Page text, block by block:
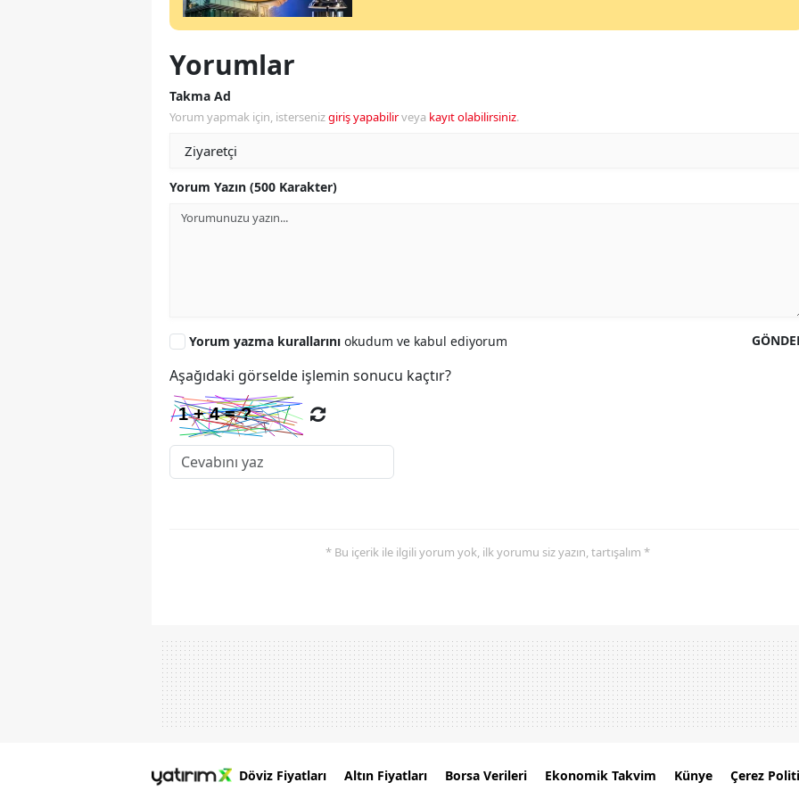
Yorumlar
Takma Ad
Yorum yapmak için, istersenizgiriş yapabilirveya kayıt olabilirsiniz.
Yorum Yazın (500 Karakter)
Yorum yazma kurallarını okudum ve kabul ediyorum
Aşağıdaki görselde işlemin sonucu kaçtır?
* Bu içerik ile ilgili yorum yok, ilk yorumu siz yazın, tartışalım *
Döviz Fiyatları Altın Fiyatları Borsa Verileri Ekonomik Takvim Künye Çerez